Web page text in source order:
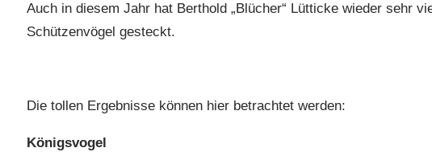
Auch in diesem Jahr hat Berthold „Blücher“ Lütticke wieder sehr
Schützenvögel gesteckt.
Die tollen Ergebnisse können hier betrachtet werden:
Königsvogel